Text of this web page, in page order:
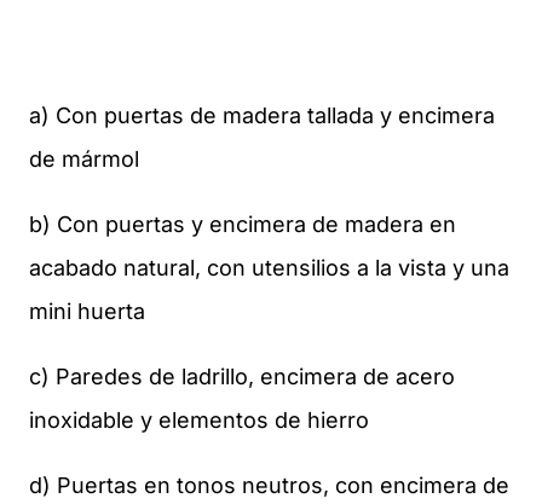
a) Con puertas de madera tallada y encimera
de mármol
b) Con puertas y encimera de madera en
acabado natural, con utensilios a la vista y una
mini huerta
c) Paredes de ladrillo, encimera de acero
inoxidable y elementos de hierro
d) Puertas en tonos neutros, con encimera de